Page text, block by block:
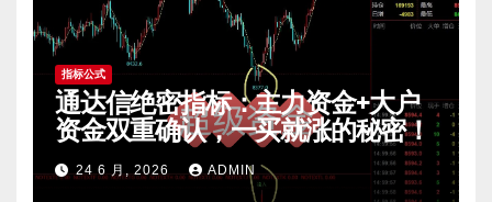
指标公式
通达信绝密指标：主力资金+大户
资金双重确认，一买就涨的秘密！
24 6 月, 2026 ADMIN